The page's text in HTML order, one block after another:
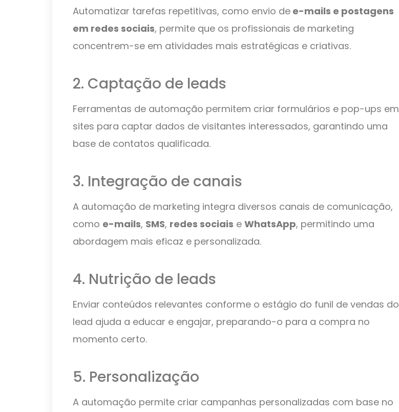
Automatizar tarefas repetitivas, como envio de e-mails e postagens
em redes sociais, permite que os profissionais de marketing
concentrem-se em atividades mais estratégicas e criativas.
2. Captação de leads
Ferramentas de automação permitem criar formulários e pop-ups em
sites para captar dados de visitantes interessados, garantindo uma
base de contatos qualificada.
3. Integração de canais
A automação de marketing integra diversos canais de comunicação,
como e-mails, SMS, redes sociais e WhatsApp, permitindo uma
abordagem mais eficaz e personalizada.
4. Nutrição de leads
Enviar conteúdos relevantes conforme o estágio do funil de vendas do
lead ajuda a educar e engajar, preparando-o para a compra no
momento certo.
5. Personalização
A automação permite criar campanhas personalizadas com base no